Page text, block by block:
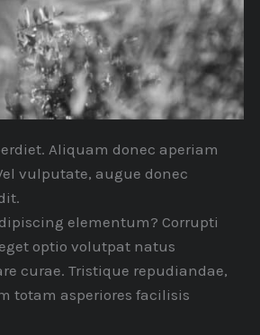
Aliquam donec aperiam
vulputate, augue donec
elementum? Corrupti
optio volutpat natus
curae. Tristique repudiandae,
totam asperiores facilisis